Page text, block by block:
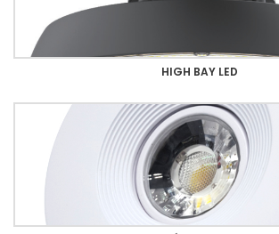
HIGH BAY LED